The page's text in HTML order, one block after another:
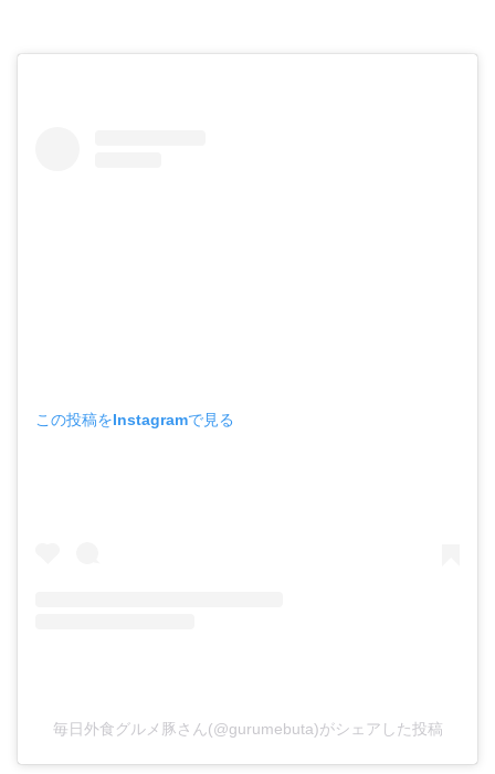
この投稿をInstagramで見る
毎日外食グルメ豚さん(@gurumebuta)がシェアした投稿